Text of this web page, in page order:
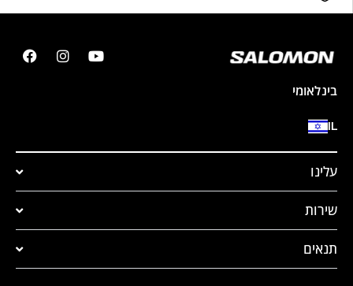
בינלאומי
IL
עלינו
שירות
תנאים